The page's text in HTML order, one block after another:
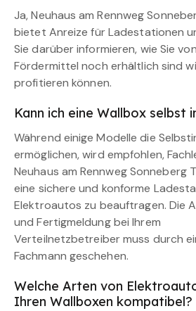
Ja, Neuhaus am Rennweg
bietet Anreize für Ladestationen
Sie darüber informieren, wie Sie
Fördermittel noch erhältlich sind
profitieren können.
Kann ich eine Wallbox selbst
Während einige Modelle die
ermöglichen, wird empfohlen,
Neuhaus am Rennweg Sonneberg
eine sichere und konforme
Elektroautos zu beauftragen. Die
und Fertigmeldung bei Ihrem
Verteilnetzbetreiber muss durch
Fachmann geschehen.
Welche Arten von
Ihren Wallboxen kompatibel?